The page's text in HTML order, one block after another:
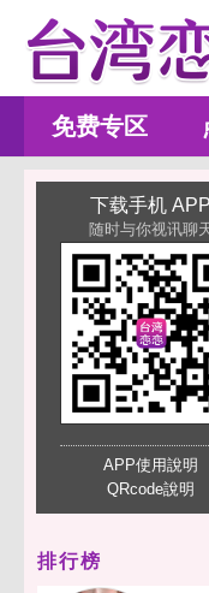
免费专区
下载手机 APP
随时与你视讯聊
APP使用說明
QRcode說明
排行榜